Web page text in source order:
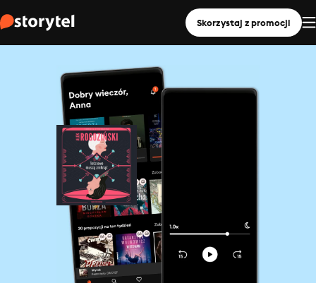
Skorzystaj z promocji